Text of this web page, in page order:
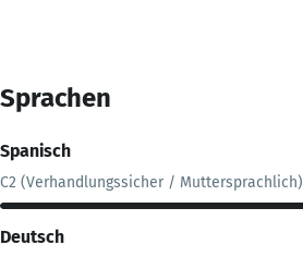
Sprachen
Spanisch
C2 (Verhandlungssicher / Muttersprachlich)
Deutsch